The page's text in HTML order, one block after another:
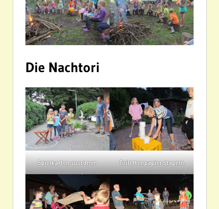
Die Nachtori
Spielkarten zuordnen Toilettenpapier stapeln